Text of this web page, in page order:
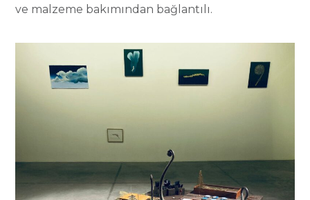
ve malzeme bakımından bağlantılı.